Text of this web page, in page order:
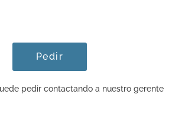
Pedir
pedir contactando a nuestro gerente